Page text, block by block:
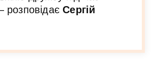
розповідаєСергій